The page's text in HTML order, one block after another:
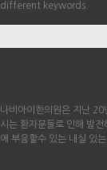
different keywords.
나비아이한의원은 지난
시는 환자분들로 인해 발
에 부응할수 있는 내실 있